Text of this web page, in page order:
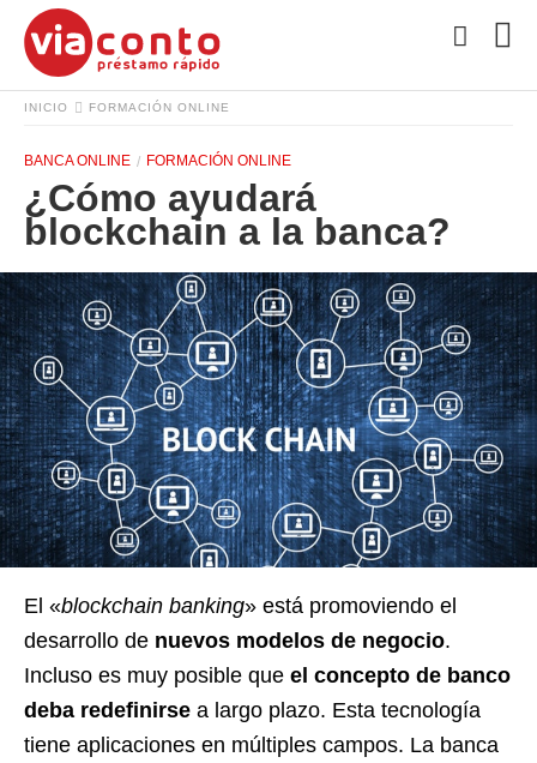
INICIO FORMACIÓN ONLINE
BANCA ONLINE FORMACIÓN ONLINE
¿Cómo ayudará
blockchain a la banca?
El «blockchain banking» está promoviendo el
desarrollo de nuevos modelos de negocio.
Incluso es muy posible que el concepto de banco
deba redefinirse a largo plazo. Esta tecnología
tiene aplicaciones en múltiples campos. La banca